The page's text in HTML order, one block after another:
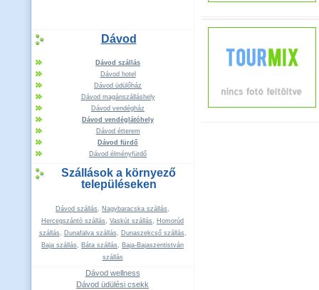
Dávod
Dávod szállás
Dávod hotel
Dávod üdülőház
Dávod magánszálláshely
Dávod vendégház
Dávod vendéglátóhely
Dávod étterem
Dávod fürdő
Dávod élményfürdő
Szállások a környező
településeken
Dávod szállás, Nagybaracska szállás,
Hercegszántó szállás, Vaskút szállás, Homorúd
szállás, Dunafalva szállás, Dunaszekcső szállás,
Baja szállás, Báta szállás, Baja-Bajaszentistván
szállás
Dávod wellness
Dávod üdülési csekk